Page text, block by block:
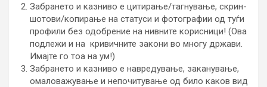
Забрането и казниво е цитирање/тагнување, скрин-
шотови/копирање на статуси и фотографии од туѓи
профили без одобрение на нивните корисници! (Ова
подлежи и на кривичните закони во многу држави.
Имајте го тоа на ум!)
Забрането и казниво е навредување, заканување,
омаловажување и непочитување од било каков вид